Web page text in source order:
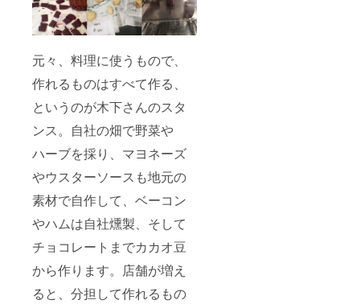
元々、料理に使うもので、
作れるものはすべて作る、
というのが木下さんのスタ
ンス。自社の畑で野菜や
ハーブを採り、マヨネーズ
やウスターソースも地元の
素材で自作して、ベーコン
やハムは自社燻製、そして
チョコレートまでカカオ豆
から作ります。店舗が増え
ると、分担して作れるもの